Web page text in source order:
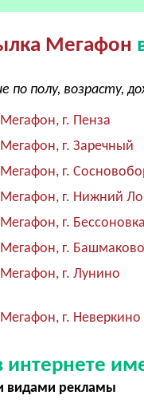
Мегафон
по полу, возрасту,
г. Пенза
г. Заречный
г.
г. Нижний
г.
г. Башмаково
г. Лунино
г. Неверкино
интернете
видами рекламы